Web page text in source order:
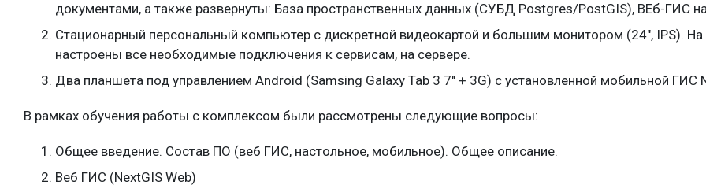
документами, а также развернуты: База пространственных данных (СУБД Postgres/PostGIS), ВЕб-ГИС
Стационарный персональный компьютер с дискретной видеокартой и большим монитором (24″, IPS).
настроены все необходимые подключения к сервисам, на сервере.
Два планшета под управлением Android (Samsing Galaxy Tab 3 7″ + 3G) с установленной мобильной ГИС
В рамках обучения работы с комплексом были рассмотрены следующие вопросы:
Общее введение. Состав ПО (веб ГИС, настольное, мобильное). Общее описание.
Веб ГИС (NextGIS Web)